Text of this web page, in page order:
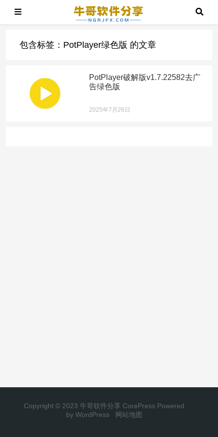
包含标签：PotPlayer绿色版 的文章
PotPlayer破解版v1.7.22582去广
告绿色版
2025年7月26日
Copyright © 2023 牛哥软件分享 CorePress Powered
by WordPress
网站地图